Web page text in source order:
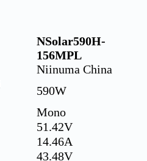
NSolar590H-
156MPL
Niinuma China
590W
Mono
51.42V
14.46A
43.48V